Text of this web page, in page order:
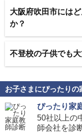
大阪府吹田市には
か？
不登校の子供でも
お子さまにぴったりの
ぴったり家
50社以上の
師会社を診